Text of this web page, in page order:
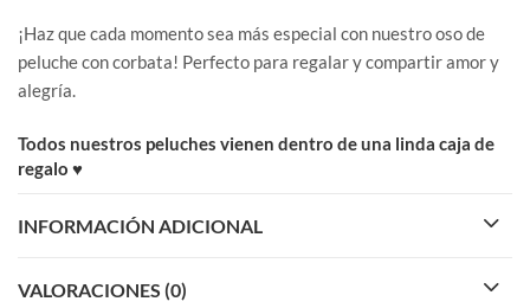
¡Haz que cada momento sea más especial con nuestro oso de
peluche con corbata! Perfecto para regalar y compartir amor y
alegría.
Todos nuestros peluches vienen dentro de una linda caja de
regalo ♥
INFORMACIÓN ADICIONAL
VALORACIONES (0)